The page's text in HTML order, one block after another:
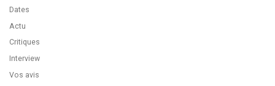
Dates
Actu
Critiques
Interview
Vos avis